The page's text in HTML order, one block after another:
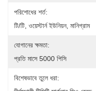
পরিশোধের শর্ত:
টি/টি, ওয়েস্টার্ন ইউনিয়ন, মানিগ্রাম
যোগানের ক্ষমতা:
প্রতি মাসে 5000 পিসি
বিশেষভাবে তুলে ধরা: